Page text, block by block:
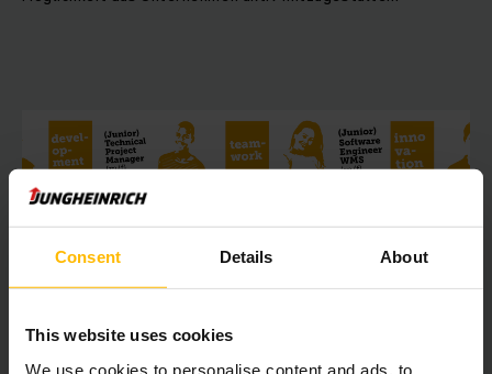
Consent Details About
This website uses cookies
We use cookies to personalise content and ads, to